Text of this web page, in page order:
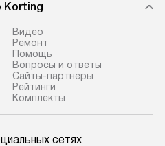
Korting
Видео
Ремонт
Помощь
Вопросы и ответы
Сайты-партнеры
Рейтинги
Комплекты
сетях